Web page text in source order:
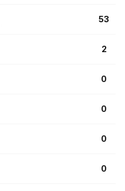
53
2
0
0
0
0